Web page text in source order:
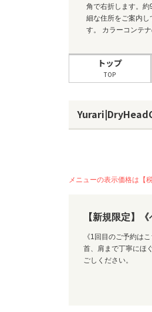
角で右折します。
細な住所をご案内
す。 カラーコンテ
トップ
TOP
メニューの表示価格は【
【新規限定】
《1回目のご予約は
首、肩まで丁寧にほ
ごしください。